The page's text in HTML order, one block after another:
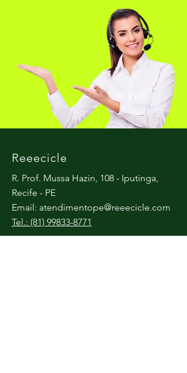
Reeecicle
R. Prof. Mussa Hazin, 108 - Iputinga,
Recife - PE
Email: atendimentope@reeecicle.com
Tel.: (81) 99833-8771